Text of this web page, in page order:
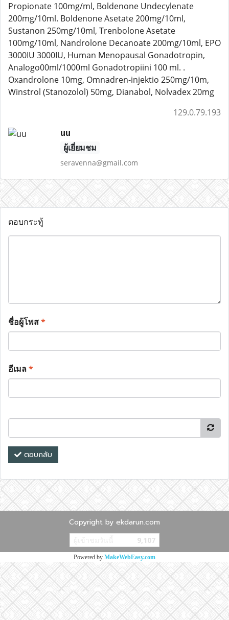
Propionate 100mg/ml, Boldenone Undecylenate
200mg/10ml. Boldenone Asetate 200mg/10ml,
Sustanon 250mg/10ml, Trenbolone Asetate
100mg/10ml, Nandrolone Decanoate 200mg/10ml, EPO
3000IU 3000IU, Human Menopausal Gonadotropin,
Analogo00ml/1000ml Gonadotropiini 100 ml. .
Oxandrolone 10mg, Omnadren-injektio 250mg/10m,
Winstrol (Stanozolol) 50mg, Dianabol, Nolvadex 20mg
129.0.79.193
uu
ผู้เยี่ยมชม
seravenna@gmail.com
ตอบกระทู้
ชื่อผู้โพส*
อีเมล*
ตอบกลับ
Copyright by ekdarun.com
9,107
Powered by MakeWebEasy.com